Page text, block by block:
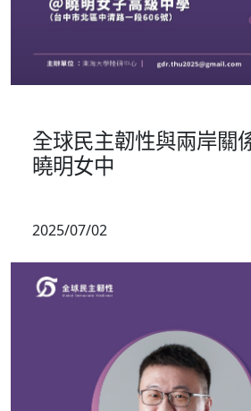
全球民主韌性與兩岸關
曉明女中
2025/07/02